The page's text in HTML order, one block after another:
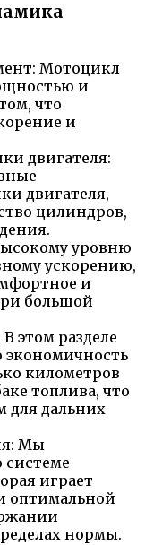
Мотоцикл
и
что
и
двигателя:
двигателя,
цилиндров,
уровню
ускорению,
и
большой
этом разделе
километров
топлива, что
для дальних
Мы
играет
оптимальной
нормы.